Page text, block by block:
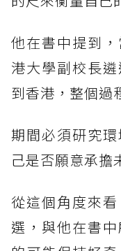
他在書中提到
港大學副校長
到香港，整個過
期間必須研究
己是否願意承擔
從這個角度來
選，與他在書